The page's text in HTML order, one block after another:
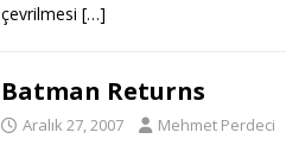
çevrilmesi […]
Batman Returns
Aralık 27, 2007 Mehmet Perdeci